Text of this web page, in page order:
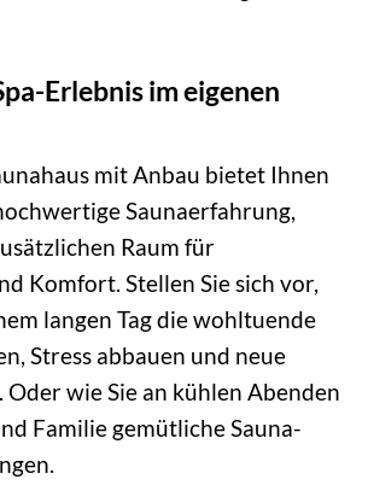
Erlebnis im eigenen
mit Anbau bietet Ihnen
Saunaerfahrung,
Raum für
Komfort. Stellen Sie sich vor,
langen Tag die wohltuende
Stress abbauen und neue
Oder wie Sie an kühlen Abenden
Familie gemütliche Sauna-